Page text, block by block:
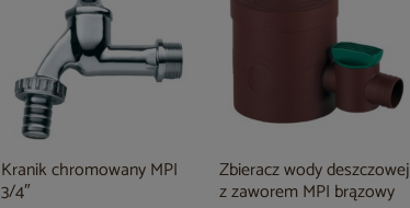
Kranik chromowany MPI
3/4″
Zbieracz wody deszczowej
z zaworem MPI brązowy